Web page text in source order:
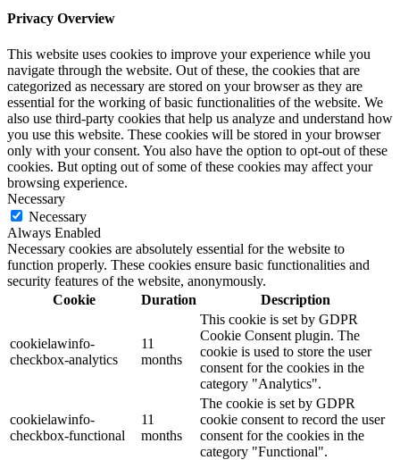
Privacy Overview
This website uses cookies to improve your experience while you
navigate through the website. Out of these, the cookies that are
categorized as necessary are stored on your browser as they are
essential for the working of basic functionalities of the website. We
also use third-party cookies that help us analyze and understand how
you use this website. These cookies will be stored in your browser
only with your consent. You also have the option to opt-out of these
cookies. But opting out of some of these cookies may affect your
browsing experience.
Necessary
Necessary
Always Enabled
Necessary cookies are absolutely essential for the website to
function properly. These cookies ensure basic functionalities and
security features of the website, anonymously.
Cookie
Duration Description
cookielawinfo-
checkbox-analytics
11
months
This cookie is set by GDPR
Cookie Consent plugin. The
cookie is used to store the user
consent for the cookies in the
category "Analytics".
cookielawinfo-
checkbox-functional
11
months
The cookie is set by GDPR
cookie consent to record the user
consent for the cookies in the
category "Functional".